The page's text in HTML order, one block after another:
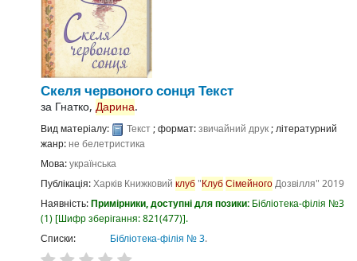
Скеля червоного сонця Текст
за Гнатко, Дарина.
Вид матеріалу: Текст; формат:звичайний друк; літературний
жанр:не белетристика
Мова:українська
Публікація:Харків Книжковий клуб"КлубСімейногоДозвілля" 2019
Наявність:Примірники, доступні для позики: Бібліотека-філія №3
(1) Шифр зберігання:821(477) .
Списки:
Бібліотека-філія № 3.